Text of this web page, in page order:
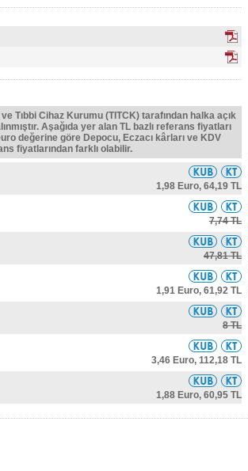
Tıbbi Cihaz Kurumu (TITCK) tarafından halka açık
Aşağıda yer alan TL bazlı referans fiyatları
değerine göre Depocu, Eczacı kârları ve KDV
fiyatlarından farklı olabilir.
1,98 Euro, 64,19 TL
7,74 TL
47,81 TL
1,91 Euro, 61,92 TL
8 TL
3,46 Euro, 112,18 TL
1,88 Euro, 60,95 TL